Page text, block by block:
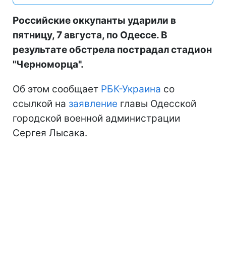
Российские оккупанты ударили в
пятницу, 7 августа, по Одессе. В
результате обстрела пострадал стадион
"Черноморца".
Об этом сообщает РБК-Украина со
ссылкой на заявление главы Одесской
городской военной администрации
Сергея Лысака.